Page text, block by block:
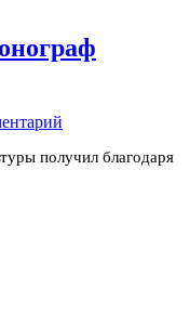
получил благодаря